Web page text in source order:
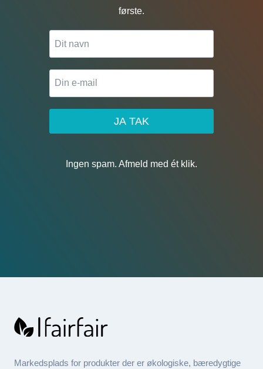
første.
JA TAK
Ingen spam. Afmeld med ét klik.
Markedsplads for produkter der er økologiske, bæredygtige